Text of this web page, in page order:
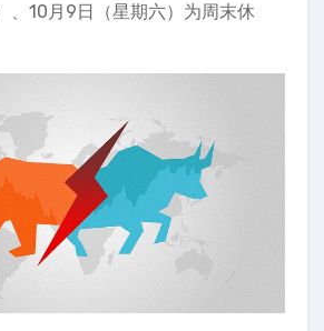
、10月9日（星期六）为周末休